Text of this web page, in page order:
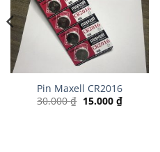
Pin Maxell CR2016
30.000₫ Giá
15.000 ₫Giá
hiện